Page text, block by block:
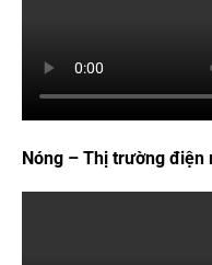
Nóng – Thị trường điện